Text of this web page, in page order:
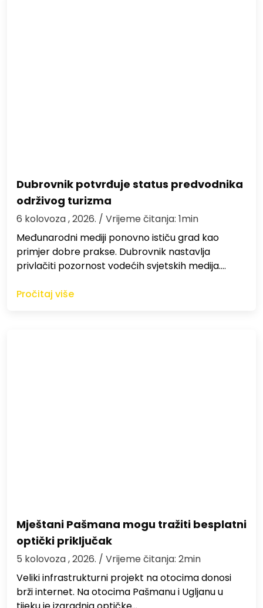
Dubrovnik potvrđuje status predvodnika
održivog turizma
6 kolovoza , 2026. / Vrijeme čitanja: 1min
Međunarodni mediji ponovno ističu grad kao
primjer dobre prakse. Dubrovnik nastavlja
privlačiti pozornost vodećih svjetskih medija.…
Pročitaj više
Mještani Pašmana mogu tražiti besplatni
optički priključak
5 kolovoza , 2026. / Vrijeme čitanja: 2min
Veliki infrastrukturni projekt na otocima donosi
brži internet. Na otocima Pašmanu i Ugljanu u